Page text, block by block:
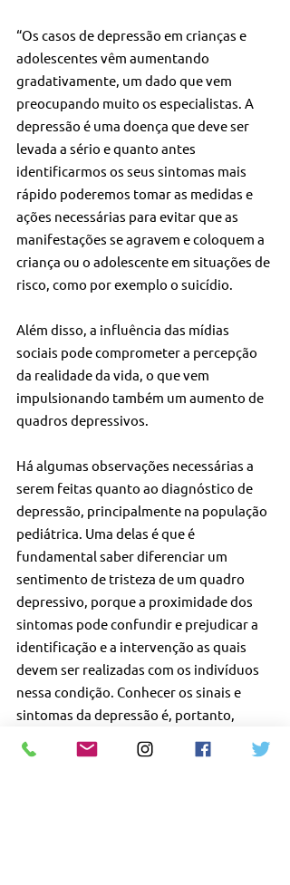
“Os casos de depressão em crianças e
adolescentes vêm aumentando
gradativamente, um dado que vem
preocupando muito os especialistas. A
depressão é uma doença que deve ser
levada a sério e quanto antes
identificarmos os seus sintomas mais
rápido poderemos tomar as medidas e
ações necessárias para evitar que as
manifestações se agravem e coloquem a
criança ou o adolescente em situações de
risco, como por exemplo o suicídio.
Além disso, a influência das mídias
sociais pode comprometer a percepção
da realidade da vida, o que vem
impulsionando também um aumento de
quadros depressivos.
Há algumas observações necessárias a
serem feitas quanto ao diagnóstico de
depressão, principalmente na população
pediátrica. Uma delas é que é
fundamental saber diferenciar um
sentimento de tristeza de um quadro
depressivo, porque a proximidade dos
sintomas pode confundir e prejudicar a
identificação e a intervenção as quais
devem ser realizadas com os indivíduos
nessa condição. Conhecer os sinais e
sintomas da depressão é, portanto,
essencial para servir de alerta não só aos
pais, mas também aos pediatras.”